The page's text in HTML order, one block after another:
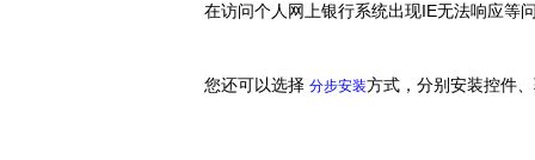
在访问个人网上银行系统出现IE无法响应等
您还可以选择 分步安装方式，分别安装控件